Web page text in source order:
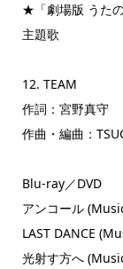
★「劇場版 うた
主題歌
12. TEAM
作詞：宮野真守
作曲・編曲：
Blu-ray／DVD
アンコール
LAST DANCE
光射す方へ